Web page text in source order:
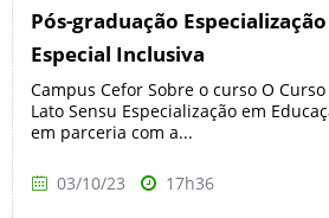
Pós-graduação
Especial Inclusiva
Campus Cefor Sobre o curso O
Lato Sensu Especialização em
em parceria com a...
03/10/23 17h36